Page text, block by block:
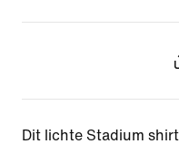
Dit lichte Stadium